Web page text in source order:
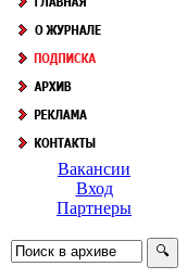
Вакансии
Вход
Партнеры